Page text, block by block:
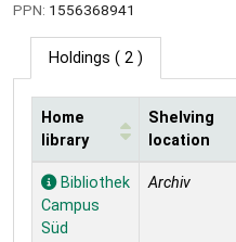
PPN: 1556368941
Holdings ( 2 )
Holdings
Home
library
Shelving
location
Bibliothek
Campus
Süd
Archiv